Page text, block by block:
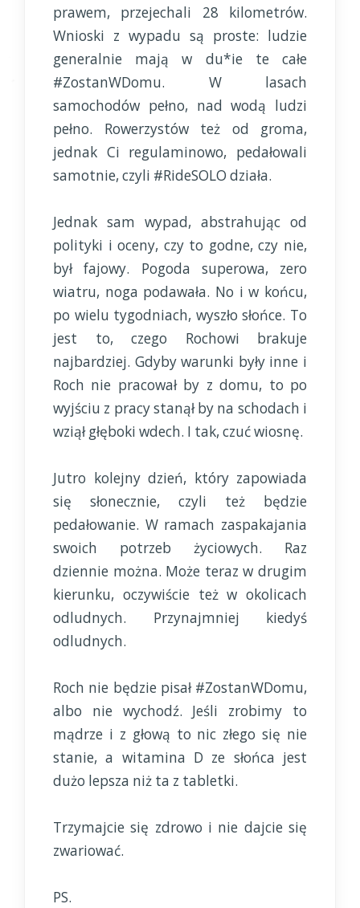
prawem, przejechali 28 kilometrów.
Wnioski z wypadu są proste: ludzie
generalnie mają w du*ie te całe
#ZostanWDomu. W lasach
samochodów pełno, nad wodą ludzi
pełno. Rowerzystów też od groma,
jednak Ci regulaminowo, pedałowali
samotnie, czyli #RideSOLO działa.
Jednak sam wypad, abstrahując od
polityki i oceny, czy to godne, czy nie,
był fajowy. Pogoda superowa, zero
wiatru, noga podawała. No i w końcu,
po wielu tygodniach, wyszło słońce. To
jest to, czego Rochowi brakuje
najbardziej. Gdyby warunki były inne i
Roch nie pracował by z domu, to po
wyjściu z pracy stanął by na schodach i
wziął głęboki wdech. I tak, czuć wiosnę.
Jutro kolejny dzień, który zapowiada
się słonecznie, czyli też będzie
pedałowanie. W ramach zaspakajania
swoich potrzeb życiowych. Raz
dziennie można. Może teraz w drugim
kierunku, oczywiście też w okolicach
odludnych. Przynajmniej kiedyś
odludnych.
Roch nie będzie pisał #ZostanWDomu,
albo nie wychodź. Jeśli zrobimy to
mądrze i z głową to nic złego się nie
stanie, a witamina D ze słońca jest
dużo lepsza niż ta z tabletki.
Trzymajcie się zdrowo i nie dajcie się
zwariować.
PS.